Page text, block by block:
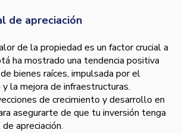
de apreciación
de la propiedad es un factor crucial a
ha mostrado una tendencia positiva
bienes raíces, impulsada por el
la mejora de infraestructuras.
de crecimiento y desarrollo en
asegurarte de que tu inversión tenga
apreciación.